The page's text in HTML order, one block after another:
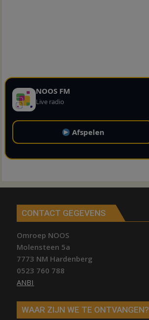
NOOS FM
Live radio
Afspelen
CONTACT GEGEVENS
Omroep NOOS
Molensteen 5a
7773 NM Hardenberg
0523 760 788
ANBI
WAAR ZIJN WE TE ONTVANGEN?